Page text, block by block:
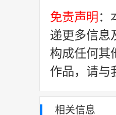
免责声明 ：
递更多信息
构成任何其
作品，请与
相关信息